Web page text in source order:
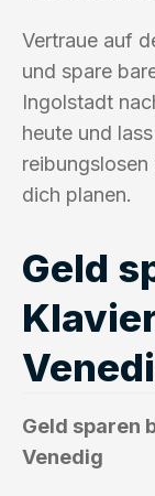
Vertraue auf
und spare
Ingolstadt
heute und
dich planen.
Geld
Geld sparen
Venedig